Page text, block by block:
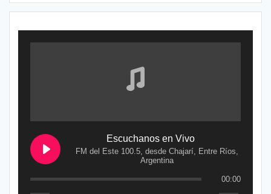
Escuchanos en Vivo
FM del Este 100.5, desde Chajarí, Entre Ríos,
Argentina
00:00